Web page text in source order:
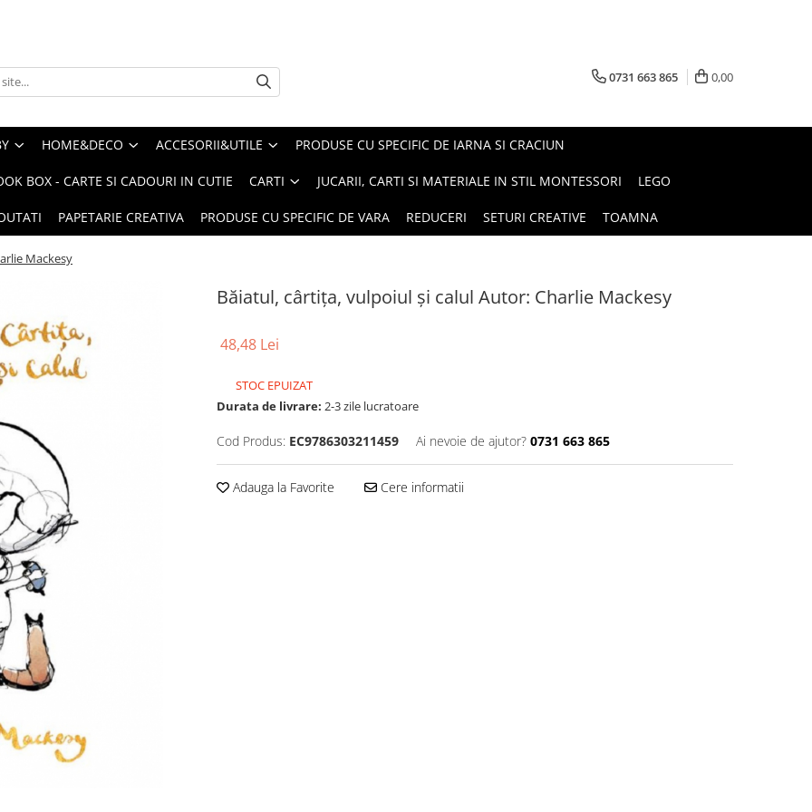
0731 663 865 0,00
HOME&DECO ACCESORII&UTILE PRODUSE CU SPECIFIC DE IARNA SI CRACIUN
BOX - CARTE SI CADOURI IN CUTIE CARTI JUCARII, CARTI SI MATERIALE IN STIL MONTESSORI LEGO
PAPETARIE CREATIVA PRODUSE CU SPECIFIC DE VARA REDUCERI SETURI CREATIVE TOAMNA
Mackesy
Băiatul, cârtița, vulpoiul și calul Autor: Charlie Mackesy
48,48 Lei
STOC EPUIZAT
Durata de livrare: 2-3 zile lucratoare
Cod Produs: EC9786303211459 Ai nevoie de ajutor? 0731 663 865
Adauga la Favorite Cere informatii